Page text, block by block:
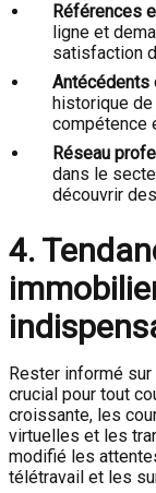
Références
ligne et
satisfaction
Antécédents
historique
compétence
Réseau
dans le
découvrir
4.
Rester informé
crucial pour tout
croissante, les
virtuelles et les
modifié les
télétravail et les